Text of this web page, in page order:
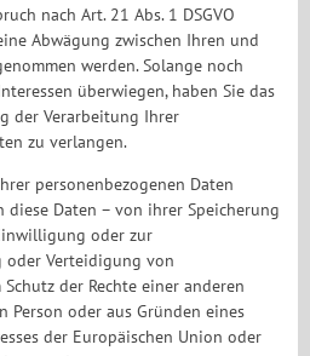
nach Art. 21 Abs. 1 DSGVO
Abwägung zwischen Ihren und
werden. Solange noch
überwiegen, haben Sie das
der Verarbeitung Ihrer
zu verlangen.
personenbezogenen Daten
diese Daten – von ihrer Speicherung
oder zur
oder Verteidigung von
der Rechte einer anderen
oder aus Gründen eines
der Europäischen Union oder